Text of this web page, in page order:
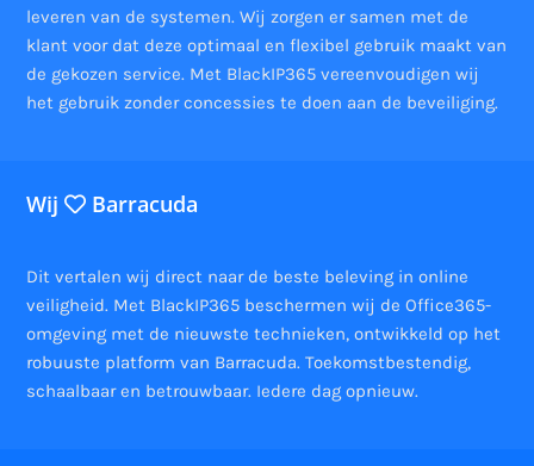
leveren van de systemen. Wij zorgen er samen met de
klant voor dat deze optimaal en flexibel gebruik maakt van
de gekozen service. Met BlackIP365 vereenvoudigen wij
het gebruik zonder concessies te doen aan de beveiliging.
Wij Barracuda
Dit vertalen wij direct naar de beste beleving in online
veiligheid. Met BlackIP365 beschermen wij de Office365-
omgeving met de nieuwste technieken, ontwikkeld op het
robuuste platform van Barracuda. Toekomstbestendig,
schaalbaar en betrouwbaar. Iedere dag opnieuw.